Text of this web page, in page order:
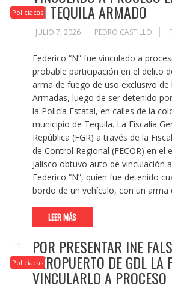
PolicíacasEN TEQUILA ARMADO
JULIO 7, 2026 PEDRO CASTILLO
Federico “N” fue vinculado a
probable participación en el delito
arma de fuego de uso exclusivo de
Armadas, luego de ser detenido
la Policía Estatal, en calles de la
municipio de Tequila. La Fiscalía
República (FGR) a través de la
de Control Regional (FECOR) en el
Jalisco obtuvo auto de vinculación
Federico “N”, quien fue detenido
bordo de un vehículo, con un
LEER MÁS
Policíacas
POR PRESENTAR INE
AEROPUERTO DE GDL LA
VINCULARLO A PROCESO